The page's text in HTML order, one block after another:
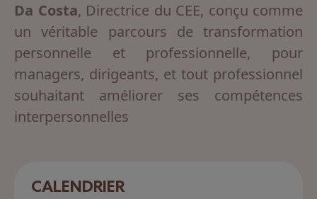
Da Costa, Directrice du CEE, conçu comme
un véritable parcours de transformation
personnelle et professionnelle, pour
managers, dirigeants, et tout professionnel
souhaitant améliorer ses compétences
interpersonnelles
CALENDRIER